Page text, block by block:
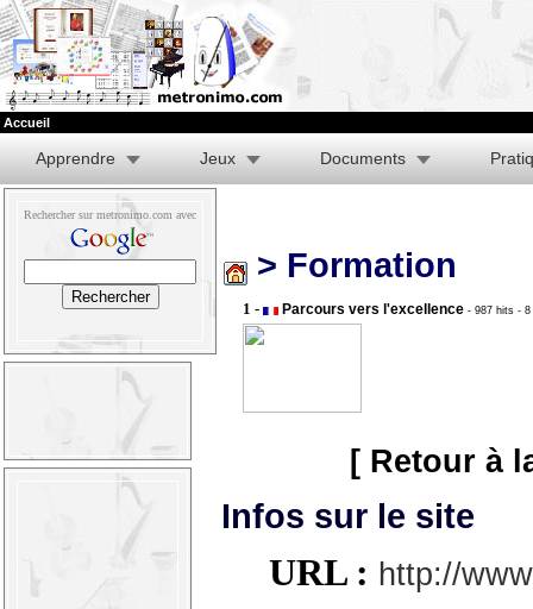
Accueil
Apprendre Jeux Documents
Rechercher sur metronimo.com avec
> Formation
1 - Parcours vers l'excellence - 987 hits -
[ Retour à
Infos sur le site
URL : http://